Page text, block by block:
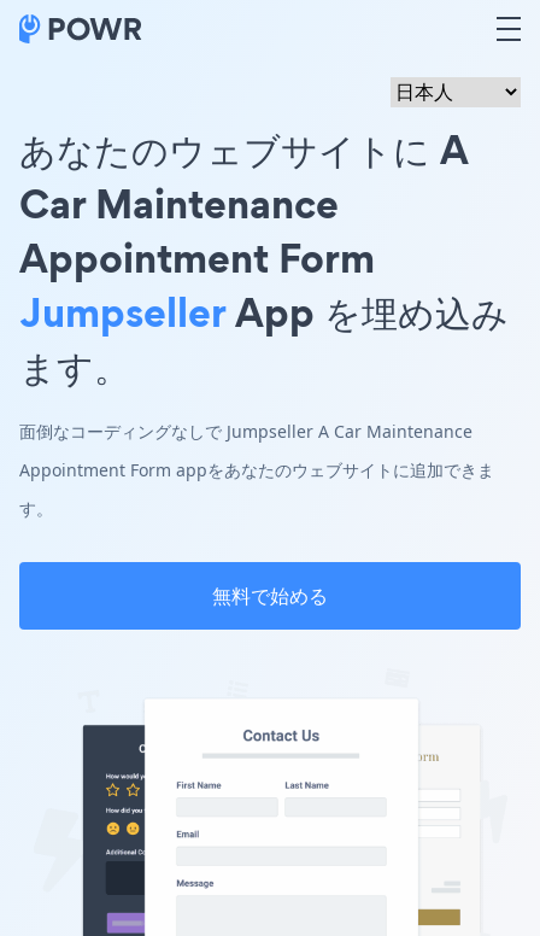
あなたのウェブサイトに A
Car Maintenance
Appointment Form
JumpsellerApp を埋め込み
ます。
面倒なコーディングなしで Jumpseller A Car Maintenance
Appointment Form appをあなたのウェブサイトに追加できま
す。
無料で始める